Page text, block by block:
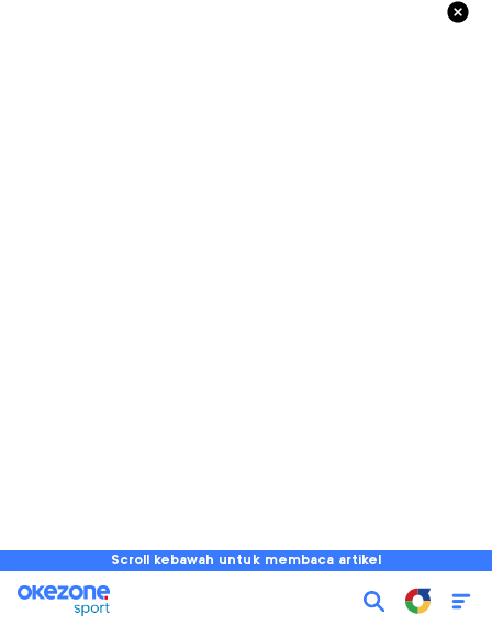
Scroll kebawah untuk membaca artikel